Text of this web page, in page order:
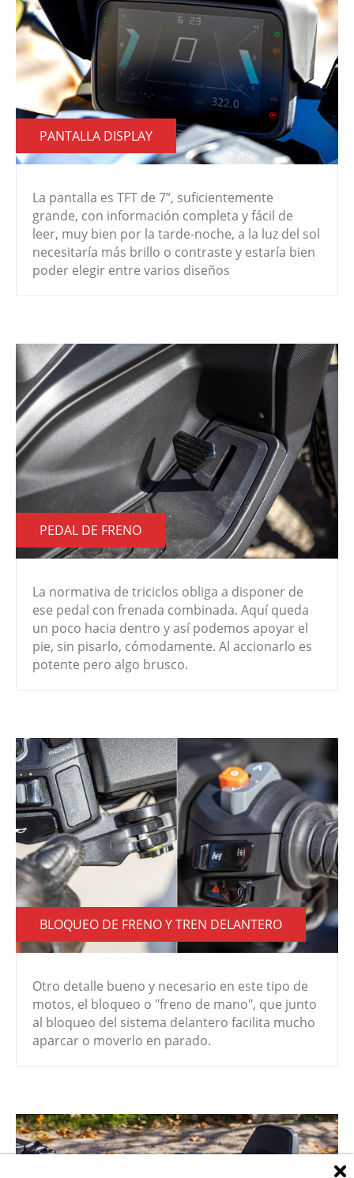
PANTALLA DISPLAY
La pantalla es TFT de 7”, suficientemente
grande, con información completa y fácil de
leer, muy bien por la tarde-noche, a la luz del sol
necesitaría más brillo o contraste y estaría bien
poder elegir entre varios diseños
PEDAL DE FRENO
La normativa de triciclos obliga a disponer de
ese pedal con frenada combinada. Aquí queda
un poco hacia dentro y así podemos apoyar el
pie, sin pisarlo, cómodamente. Al accionarlo es
potente pero algo brusco.
BLOQUEO DE FRENO Y TREN DELANTERO
Otro detalle bueno y necesario en este tipo de
motos, el bloqueo o "freno de mano", que junto
al bloqueo del sistema delantero facilita mucho
aparcar o moverlo en parado.